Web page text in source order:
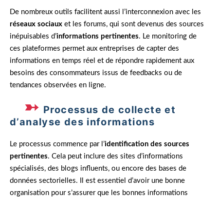
De nombreux outils facilitent aussi l’interconnexion avec les
réseaux sociaux et les forums, qui sont devenus des sources
inépuisables d’informations pertinentes. Le monitoring de
ces plateformes permet aux entreprises de capter des
informations en temps réel et de répondre rapidement aux
besoins des consommateurs issus de feedbacks ou de
tendances observées en ligne.
Processus de collecte et
d’analyse des informations
Le processus commence par l’identification des sources
pertinentes. Cela peut inclure des sites d’informations
spécialisés, des blogs influents, ou encore des bases de
données sectorielles. Il est essentiel d’avoir une bonne
organisation pour s’assurer que les bonnes informations